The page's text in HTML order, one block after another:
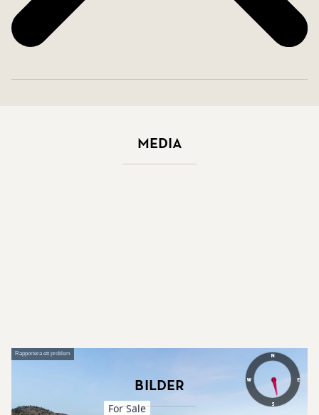
Media
Bilder